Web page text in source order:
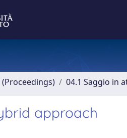
04.1 Saggio in
approach